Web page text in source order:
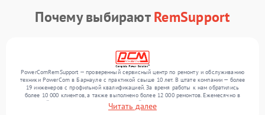
Почему выбираютRemSupport
PowerComRemSupport — проверенный сервисный центр по ремонту и обслуживанию
техники PowerCom в Барнауле с практикой свыше 10 лет. В штате компании — более
19 инженеров с профильной квалификацией. За время работы к нам обратились
более 10 000 клиентов, а также выполнено более 12 000 ремонтов. Ежемесячно в
сервисный центр поступает более 300 устройств, включая , , . Мы беремся за задачи
любой сложности и поддерживаем высокий стандарт качества благодаря
Читать далее